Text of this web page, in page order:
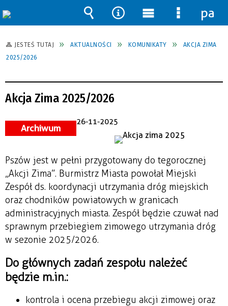
JESTEŚ TUTAJ AKTUALNOŚCI KOMUNIKATY
AKCJA ZIMA
2025/2026
Akcja Zima 2025/2026
Archiwum
26-11-2025
Pszów jest w pełni przygotowany do tegorocznej
„Akcji Zima”. Burmistrz Miasta powołał Miejski
Zespół ds. koordynacji utrzymania dróg miejskich
oraz chodników powiatowych w granicach
administracyjnych miasta. Zespół będzie czuwał nad
sprawnym przebiegiem zimowego utrzymania dróg
w sezonie 2025/2026.
Do głównych zadań zespołu należeć
będzie m.in.:
kontrola i ocena przebiegu akcji zimowej oraz
Wyszukiwarka
Narzędzia
Menu
główne
Menu